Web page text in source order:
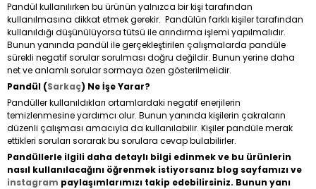
Pandül kullanılırken bu ürünün yalnızca bir kişi tarafından
kullanılmasına dikkat etmek gerekir. Pandülün farklı kişiler tarafından
kullanıldığı düşünülüyorsa tütsü ile arındırma işlemi yapılmalıdır.
Bunun yanında pandül ile gerçekleştirilen çalışmalarda pandüle
sürekli negatif sorular sorulması doğru değildir. Bunun yerine daha
net ve anlamlı sorular sormaya özen gösterilmelidir.
Pandül (Sarkaç) Ne İşe Yarar?
Pandüller kullanıldıkları ortamlardaki negatif enerjilerin
temizlenmesine yardımcı olur. Bunun yanında kişilerin çakraların
düzenli çalışması amacıyla da kullanılabilir. Kişiler pandüle merak
ettikleri soruları sorarak bu sorulara cevap bulabilirler.
Pandüllerle ilgili daha detaylı bilgi edinmek ve bu ürünlerin
nasıl kullanılacağını öğrenmek istiyorsanız blog sayfamızı ve
instagram paylaşımlarımızı takip edebilirsiniz. Bunun yanı